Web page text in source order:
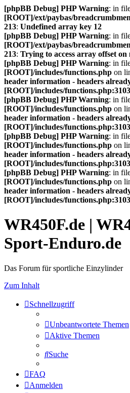
[phpBB Debug] PHP Warning: in
[ROOT]/ext/paybas/
213: Undefined array key 12
[phpBB Debug] PHP Warning: in
[ROOT]/ext/paybas/
213: Trying to access array offset on
[phpBB Debug] PHP Warning: in
[ROOT]/includes/functions.php on
header information - headers
[ROOT]/includes/
[phpBB Debug] PHP Warning: in
[ROOT]/includes/functions.php on
header information - headers
[ROOT]/includes/
[phpBB Debug] PHP Warning: in
[ROOT]/includes/functions.php on
header information - headers
[ROOT]/includes/
[phpBB Debug] PHP Warning: in
[ROOT]/includes/functions.php on
header information - headers
[ROOT]/includes/
WR450F.de |
Sport-Enduro.de
Das Forum für sportliche Einzylinder
Zum Inhalt
Schnellzugriff
Unbeantwortete Themen
Aktive Themen
Suche
FAQ
Anmelden